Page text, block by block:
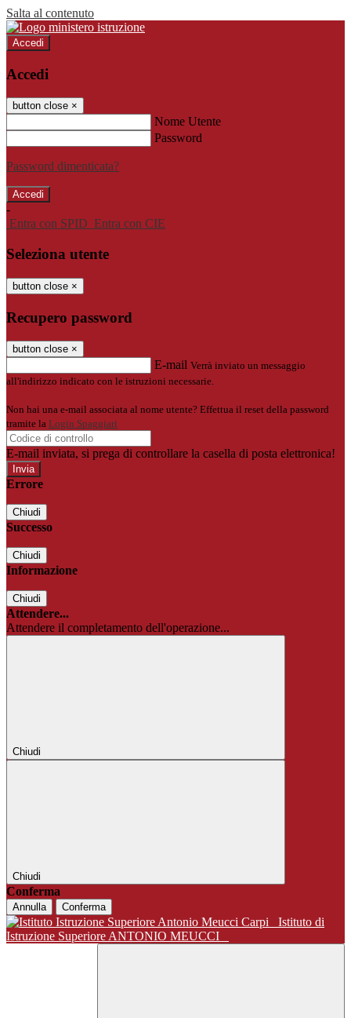
Salta al contenuto
Accedi
Accedi
button close ×
Nome Utente
Password
Password dimenticata?
-
Entra con SPID Entra con CIE
Seleziona utente
button close ×
Recupero password
button close ×
E-mail Verrà inviato un messaggio
all'indirizzo indicato con le istruzioni necessarie.
Non hai una e-mail associata al nome utente? Effettua il reset della password
tramite la Login Spaggiari
E-mail inviata, si prega di controllare la casella di posta elettronica!
Errore
Chiudi
Successo
Chiudi
Informazione
Chiudi
Attendere...
Attendere il completamento dell'operazione...
Chiudi
Chiudi
Conferma
Annulla Conferma
Istituto di
Istruzione Superiore ANTONIO MEUCCI